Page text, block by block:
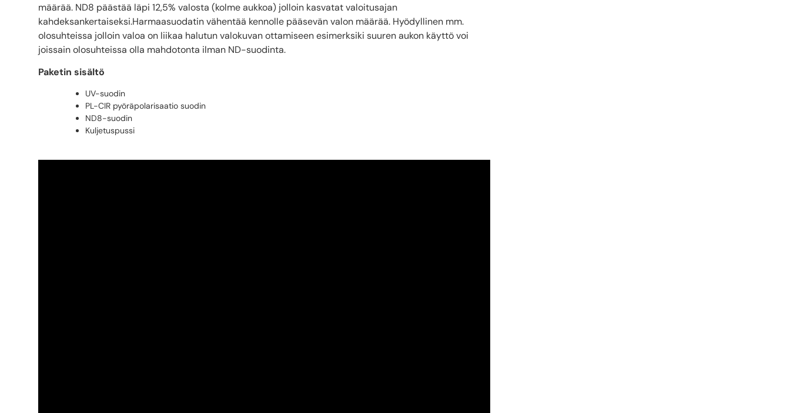
määrää. ND8 päästää läpi 12,5% valosta (kolme aukkoa) jolloin kasvatat valoitusajan
kahdeksankertaiseksi.Harmaasuodatin vähentää kennolle pääsevän valon määrää. Hyödyllinen mm.
olosuhteissa jolloin valoa on liikaa halutun valokuvan ottamiseen esimerksiki suuren aukon käyttö voi
joissain olosuhteissa olla mahdotonta ilman ND-suodinta.
Paketin sisältö
UV-suodin
PL-CIR pyöräpolarisaatio suodin
ND8-suodin
Kuljetuspussi